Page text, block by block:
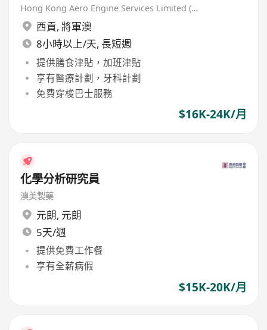
Hong Kong Aero Engine Services Limited (HAESL)
西貢, 將軍澳
8小時以上/天, 長短週
提供膳食津貼，加班津貼
享有醫療計劃，牙科計劃
免費穿梭巴士服務
$16K-24K/月
化學分析研究員
澳美製藥
元朗, 元朗
5天/週
提供免費工作餐
享有全薪病假
$15K-20K/月